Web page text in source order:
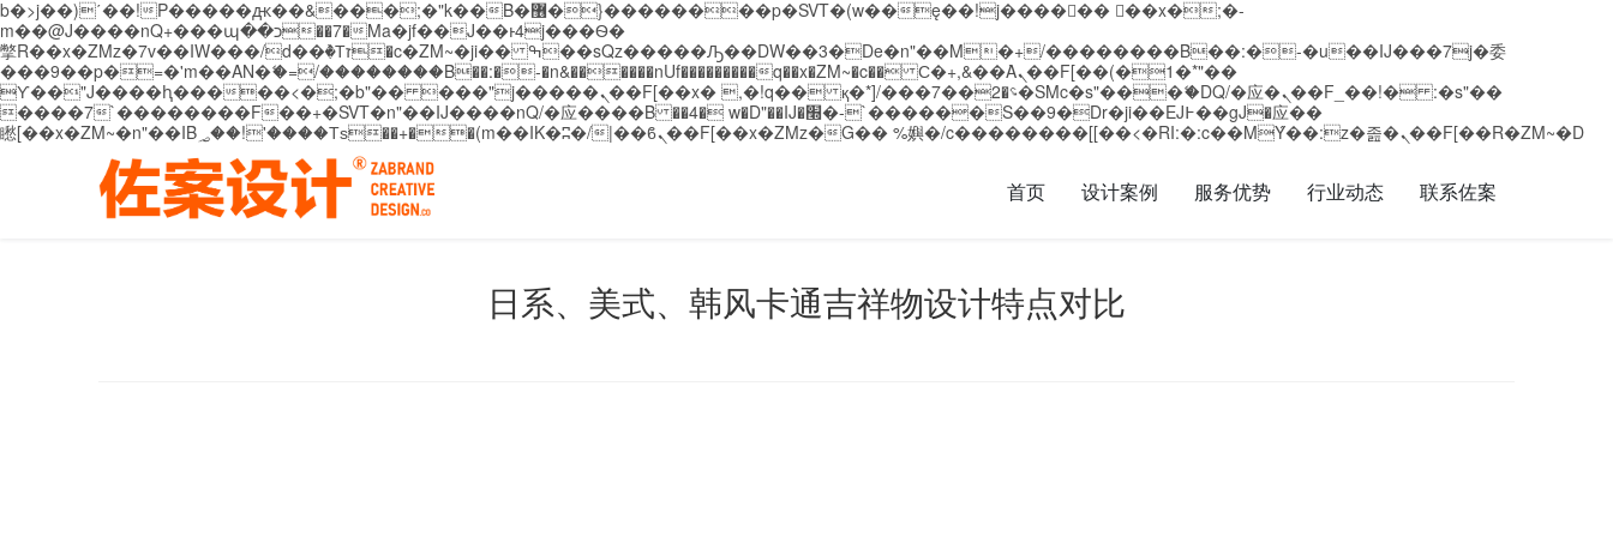
b�>j��)΄��!P�����ԫ��&���;�"k��B�޶�}��������p�SVT�(w��ę��!j������ ��x�;�-
m��@J����nQ+���պ��כ��7�Ma�jf��J��ͱ4j���Ѳ�
撆R��x�ZMz�7v��IW���/d��ٞ�Тז�c�ZM~�ji�� ߒ��sQz�����Ԡ��DW��3�De�n"��M�+/��������B��:�-�u��IJ���7j�委
���9��p�=�'m��AN�ޭ�=/��������B��:�-�n&������nUf���������q��x�ZM~�c�� Ϲ�+,&��Ὰܢ��F[��(�1�*"��
ϒ��"J����ԧ�����<�;�b"�� ���"j�����ܢ��F[��x� ,�!q�� қ�*]/���؝�2��7�SMc�s"���ޭ�DQ/�应�ܢ��F_��!� :�s"��
����7`��������F��+�SVT�n"��IJ����nQ/�应����B ��4� w�D"��IJ�׭�-`������S��9�Dr�ji��EJ߅��gJ�应��
矁[��x�ZM~�n"��IB؃��!'����Тѕ��+��(m��IK�ʭ�/|��ϐܢ��F[��x�ZMz�G�� %嬩�/c��������[[��<�RI:�:c��MΎ��:z�졾�ܢ��F[��R�ZM~�D
首页 设计案例 服务优势 行业动态 联系佐案
日系、美式、韩风卡通吉祥物设计特点对比